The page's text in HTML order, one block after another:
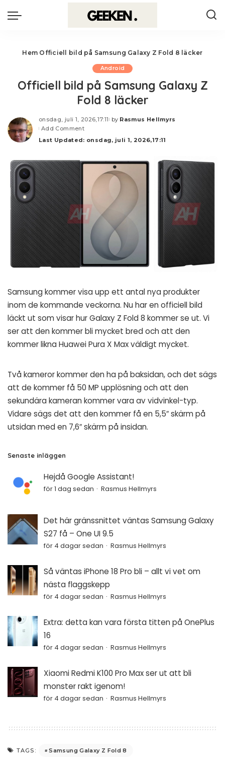
Hem Officiell bild på Samsung Galaxy Z Fold 8 läcker
Android
Officiell bild på Samsung Galaxy Z
Fold 8 läcker
onsdag, juli 1, 2026,17:11
Posted
by Rasmus Hellmyrs
Add Comment
Last Updated: onsdag, juli 1, 2026,17:11
Samsung kommer visa upp ett antal nya produkter
inom de kommande veckorna. Nu har en officiell bild
läckt ut som visar hur Galaxy Z Fold 8 kommer se ut. Vi
ser att den kommer bli mycket bred och att den
kommer likna Huawei Pura X Max väldigt mycket.
Två kameror kommer den ha på baksidan, och det sägs
att de kommer få 50 MP upplösning och att den
sekundära kameran kommer vara av vidvinkel-typ.
Vidare sägs det att den kommer få en 5,5″ skärm på
utsidan med en 7,6″ skärm på insidan.
Senaste inläggen
Hejdå Google Assistant!
för 1 dag sedan Rasmus Hellmyrs
Det här gränssnittet väntas Samsung Galaxy
S27 få – One UI 9.5
för 4 dagar sedan Rasmus Hellmyrs
Så väntas iPhone 18 Pro bli – allt vi vet om
nästa flaggskepp
för 4 dagar sedan Rasmus Hellmyrs
Extra: detta kan vara första titten på OnePlus
16
för 4 dagar sedan Rasmus Hellmyrs
Xiaomi Redmi K100 Pro Max ser ut att bli
monster rakt igenom!
för 4 dagar sedan Rasmus Hellmyrs
TAGS: Samsung Galaxy Z Fold 8